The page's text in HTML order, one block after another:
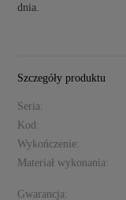
dnia.
Szczegóły produktu
Seria:
Kod:
Wykończenie:
Materiał wykonania:
Gwarancja: